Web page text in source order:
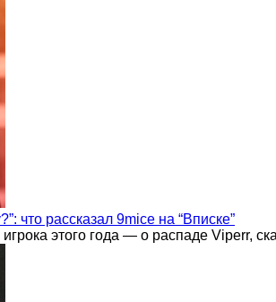
что рассказал 9mice на “Вписке”
игрока этого года — о распаде Viperr,